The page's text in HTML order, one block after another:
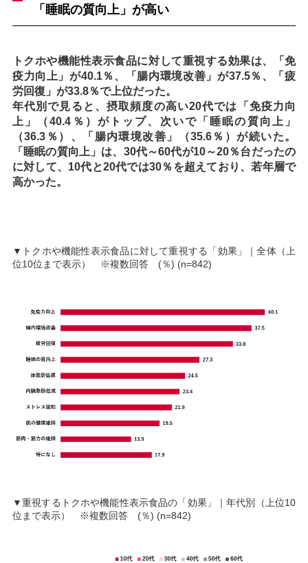
「睡眠の質向上」が高い
トクホや機能性表示食品に対して重視する効果は、「免
疫力向上」が40.1％、「腸内環境改善」が37.5％、「疲
労回復」が33.8％で上位だった。
年代別で見ると、摂取頻度の高い20代では「免疫力向
上」（40.4％）がトップ、次いで「睡眠の質向上」
（36.3％）、「腸内環境改善」（35.6％）が続いた。
「睡眠の質向上」は、30代～60代が10～20％台だったの
に対して、10代と20代では30％を超えており、若年層で
高かった。
▼トクホや機能性表示食品に対して重視する「効果」｜全体（上
位10位まで表示） ※複数回答 (％) (n=842)
▼重視するトクホや機能性表示食品の「効果」｜年代別（上位10
位まで表示） ※複数回答 (％) (n=842)